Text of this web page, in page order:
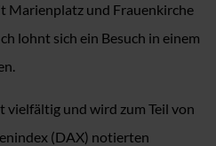
Marienplatz und Frauenkirche
lohnt sich ein Besuch in einem
vielfältig und wird zum Teil von
(DAX) notierten